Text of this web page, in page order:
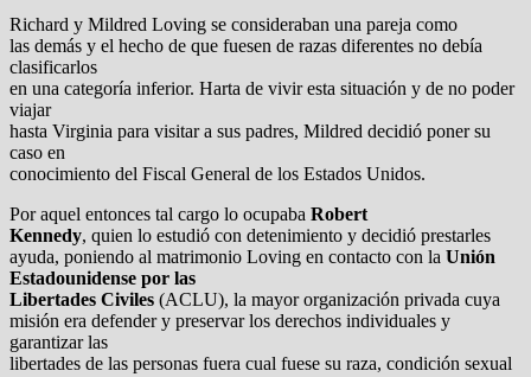
Richard y Mildred Loving se consideraban una pareja como
las demás y el hecho de que fuesen de razas diferentes no debía
clasificarlos
en una categoría inferior. Harta de vivir esta situación y de no poder
viajar
hasta Virginia para visitar a sus padres, Mildred decidió poner su
caso en
conocimiento del Fiscal General de los Estados Unidos.
Por aquel entonces tal cargo lo ocupaba Robert
Kennedy, quien lo estudió con detenimiento y decidió prestarles
ayuda, poniendo al matrimonio Loving en contacto con la Unión
Estadounidense por las
Libertades Civiles (ACLU), la mayor organización privada cuya
misión era defender y preservar los derechos individuales y
garantizar las
libertades de las personas fuera cual fuese su raza, condición sexual